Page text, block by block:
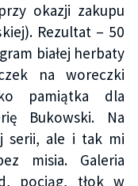
okazji zakupu
Rezultat – 50
białej herbaty
na woreczki
pamiątka dla
Bukowski. Na
serii, ale i tak mi
misia. Galeria
pociąg, tłok w